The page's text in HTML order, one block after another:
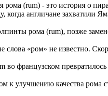
рома (rum) - это история о
когда англичане захватили
рома (rum), позже
слова «ром» не известно.
во французском
к улучшению качества рома